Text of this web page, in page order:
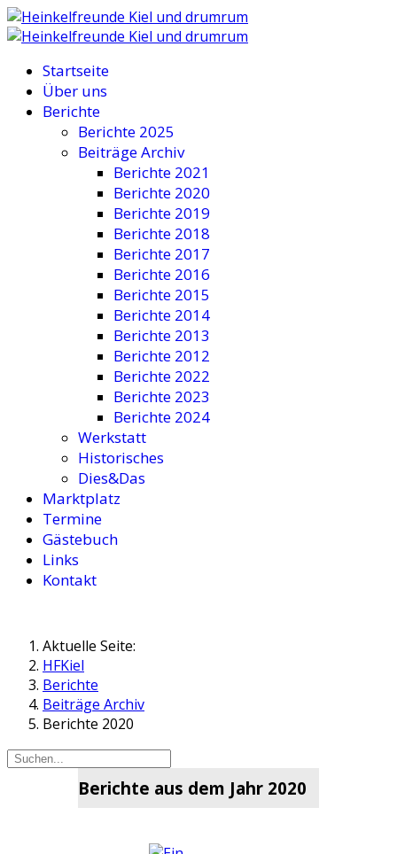
Startseite
Über uns
Berichte
Berichte 2025
Beiträge Archiv
Berichte 2021
Berichte 2020
Berichte 2019
Berichte 2018
Berichte 2017
Berichte 2016
Berichte 2015
Berichte 2014
Berichte 2013
Berichte 2012
Berichte 2022
Berichte 2023
Berichte 2024
Werkstatt
Historisches
Dies&Das
Marktplatz
Termine
Gästebuch
Links
Kontakt
Aktuelle Seite:
HFKiel
Berichte
Beiträge Archiv
Berichte 2020
Berichte aus dem Jahr 2020